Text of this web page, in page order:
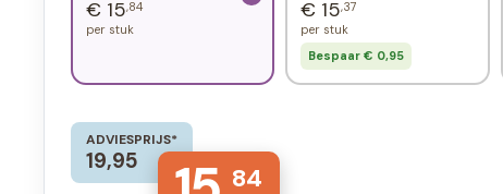
€ 15,84
per stuk
€ 15,37
per stuk
Bespaar € 0,95
ADVIESPRIJS*
19,95
84